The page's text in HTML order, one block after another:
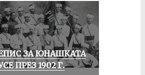
ЗА ЮНАШКАТА
ПРЕЗ 1902 Г.